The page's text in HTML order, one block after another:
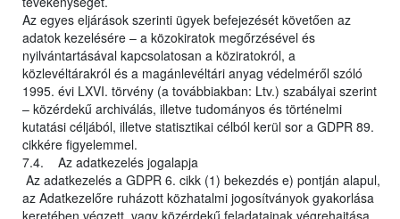
Az egyes eljárások szerinti ügyek befejezését követően az
adatok kezelésére – a közokiratok megőrzésével és
nyilvántartásával kapcsolatosan a köziratokról, a
közlevéltárakról és a magánlevéltári anyag védelméről szóló
1995. évi LXVI. törvény (a továbbiakban: Ltv.) szabályai szerint
– közérdekű archiválás, illetve tudományos és történelmi
kutatási céljából, illetve statisztikai célból kerül sor a GDPR 89.
cikkére figyelemmel.
7.4. Az adatkezelés jogalapja
Az adatkezelés a GDPR 6. cikk (1) bekezdés e) pontján alapul,
az Adatkezelőre ruházott közhatalmi jogosítványok gyakorlása